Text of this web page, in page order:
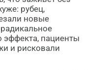
рубец,
новые
эффекта, пациенты
и рисковали